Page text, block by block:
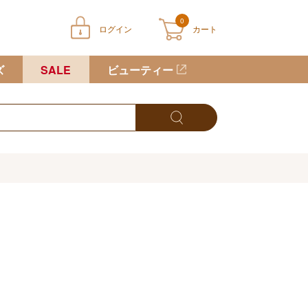
ログイン
0
カート
に商品が入っていません
SALE ビューティー